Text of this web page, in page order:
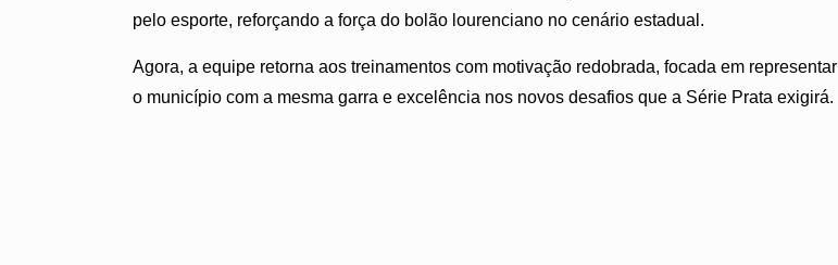
pelo esporte, reforçando a força do bolão lourenciano no cenário estadual.
Agora, a equipe retorna aos treinamentos com motivação redobrada, focada em representar
o município com a mesma garra e excelência nos novos desafios que a Série Prata exigirá.